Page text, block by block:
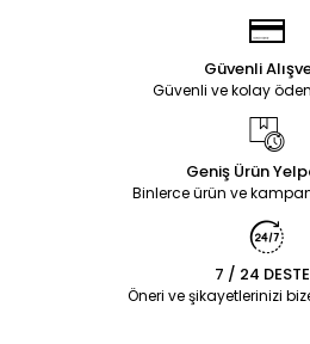
Güvenli
Güvenli ve kolay
Geniş Ürün
Binlerce ürün ve
7 / 24
Öneri ve şikayetlerinizi